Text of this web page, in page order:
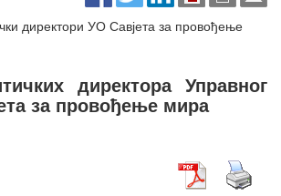
директори УО Савјета за провођење
директора Управног
за провођење мира